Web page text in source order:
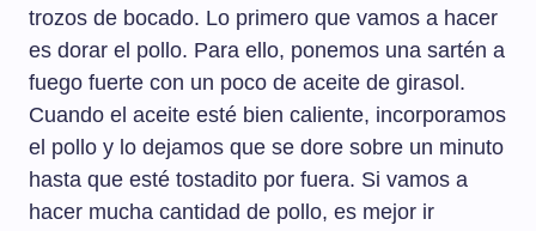
trozos de bocado. Lo primero que vamos a hacer
es dorar el pollo. Para ello, ponemos una sartén a
fuego fuerte con un poco de aceite de girasol.
Cuando el aceite esté bien caliente, incorporamos
el pollo y lo dejamos que se dore sobre un minuto
hasta que esté tostadito por fuera. Si vamos a
hacer mucha cantidad de pollo, es mejor ir